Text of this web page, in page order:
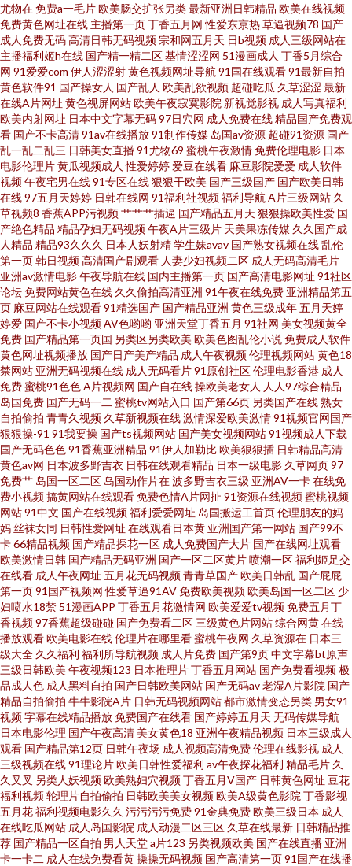
视频精品 国产TS直男 欧美一二三 黄色福利导航 丝袜啪啪啪 超碰碰碰96 欧美
老妇ⅹⅹⅹ 综合熟女午夜精品 激情片在線 天天干天天操B www黄淫 美女被我操
东京热亚洲色图 三级在线网址 www91n在线 久久人体视频 无码不卡一区二
区 超碰人妻av 欧美日韩影院 51xtv影城 国产内射自拍cm 香蕉视屏 国产ts在
线观看 久热伊人 91超碰人人在线 国内精品338 深夜福利入口 www91女 男人
天堂的狠狠干 最新午夜av 菠萝av在线 久草美女视频 亚州第一AZ 超碰人人爱
青娱乐pron 91视频观看 黄色婷婷网站 日韩无码欧美性爱 avcom久爱 老司机
福利影院 91狼友网操操 日本黄色网页 97国产se 麻豆一区视频资源 18色网 黄
色九一小视频 先锋资源每日av 豆花视频制服资源 日韩精品综合 91中文啦视
频 另类视频专区 91成人社区 狠狠撸2016 亚洲97色 国产1区2区3区 日韩无码
青青草原 a片网站免费 美欧性娱烁 伊人综合久久艹 久久国产高潮久久 91国产
免费视频 激情网站 影音先锋俺去啦 含羞草91 婷婷五月天亚洲 俺来也听听婷
婷是 蜜桃91精品 97精品电影网 午夜成人福利av 黑丝美女后入观看 丝袜五月
天激情 福利网站导航 日韩熟女专场 操逼首页 欧美AⅤ综合观看 91大神精品在
线 麻豆老熟女 91av直播 久草成人色播 宅女福利导航 黄色电影导航 五月天色
色人网站 成人色片网 人妖暴菊 97影院福利 老司机福利社91 中文字幕精东影
业 精品理论在线 91刺激小视频 久久综合丁香五月 伊人久久青青草网 黑丝露
出高潮 丝袜性爱无码AV 肏屄网站在线观看 婷婷精品国产一区 大香蕉A√ 色色
韩日 超碰快爱 日韩精品国产欧美 www青艹 欧洲精品伦 99re大香蕉 免费
69AV 91每日大赛 欧美妞干网 97视频精品 免费观看日本 91视频站 免费网站
高清91 91色情软件 欧美成人论坛 97色骚 欧美超碰在线 91人人爽
尤物在免费a一毛片欧美肠交扩张另类最新亚洲日韩精品 欧美在线视频
免费黄色网址在线 主播第一页丁香五月网 性爱东京热草逼视频78 国产
成人免费无码高清日韩无码视频 宗和网五月天 日b视频 成人三级网站在
主播福利姬h在线 国产精一精二区基情涩涩网 51漫画成人 丁香5月综合
网 91爱爱com 伊人涩涩射黄色视频网址导航 91国在线观看91最新自拍
黄色软件91 国产操女人 国产乱人 欧美乱欲视频 超碰吃瓜 久草涩涩 最新
在线A片网址 黄色视屏网站欧美午夜寂寞影院 新视觉影视 成人写真福利
欧美内射网址 日本中文字幕无码97日穴网 成人免费在线精品国产免费观
看 国产不卡高清91av在线播放91制作传媒 岛国av资源 超碰91资源 国产
乱一乱二乱三 日韩美女直播91尤物69 蜜桃午夜激情免费伦理电影 日本
电影伦理片黄瓜视频成人 性爱婷婷爱豆在线看 麻豆影院爱爱 成人软件
视频午夜宅男在线91专区在线狠狠干欧美 国产三级国产 国产欧美日韩
在线97五月天婷婷 日韩在线网 91福利社视频福利导航 A片三级网站 久
草视频8 香蕉APP污视频艹艹艹插逼 国产精品五月天 狠狠操欧美性爱 国
产绝色精品 精品孕妇无码视频午夜A片三级片 天美果冻传媒 久久国产成
人精品 精品93久久久 日本人妖射精学生妹avav 国产熟女视频在线乱伦
第一页韩日视频高清国产剧观看 人妻少妇视频二区 成人无码高清毛片
亚洲av激情电影午夜导航在线 国内主播第一页 国产高清电影网址 91社区
论坛免费网站黄色在线 久久偷拍高清亚洲 91午夜在线免费 亚洲精品第五
页 麻豆网站在线观看91精选国产 国产精品亚洲 黄色三级成年五月天婷
婷爱 国产不卡小视频AV色哟哟 亚洲天堂丁香五月 91社网 美女视频黄全
免费 国产精品第一页国 另类区另类欧美 欧美色图乱伦小说免费成人软件
黄色网址视频播放 国产日产美产精品 成人午夜视频伦理视频网站黄色18
禁网站 亚洲无码视频在线 成人无码看片91原创社区伦理电影香港 成人
免费蜜桃91色色A片视频网 国产自在线操欧美老女人 人人97综合精品
岛国免费 国产无码一二 蜜桃tv网站入口 国产第66页 另类国产在线熟女
自拍偷拍 青青久视频 久草新视频在线激情深爱欧美激情91视频官网国产
狠狠操-91 91我要操 国产ts视频网站 国产美女视频网站91视频成人下载
国产无码色色91香蕉亚洲精品 91伊人加勒比欧美狠狠插 日韩精品高清
黄色av网 日本波多野吉衣 日韩在线观看精品 日本一级电影 久草网页97
免费艹 岛国一区二区 岛国动作片在波多野吉衣三级 亚洲AV一卡在线免
费小视频搞黄网站在线观看免费色情A片网扯 91资源在线视频蜜桃视频
网站91中文 国产在线视频福利爱爱网址 岛国搬运工首页伦理朋友的妈
妈丝袜女同 日韩性爱网址 在线观看日本黄 亚洲国产第一网站 国产99不
卡66精品视频 国产精品探花一区 成人免费国产大片 国产在线网址观看
欧美激情日韩 国产精品无码亚洲 国产一区二区黄片喷潮一区福利姬足交
在线看 成人午夜网址 五月花无码视频青青草国产欧美日韩乱 国产屁屁
第一页91国产视频网 性爱草逼91AV免费欧美视频欧美岛国一区二区 少
妇喷水18禁 51漫画APP 丁香五月花激情网 欧美爱爱tv视频免费五月丁
香视频97香蕉超级碰碰 国产免费看二区 三级黄色片网站综合网黄在线
播放观看欧美电影在线伦理片在哪里看蜜桃午夜网 久草资源在 日本三
级大全 久久福利 福利所导航视频 成人片免费 国产第9页中文字幕bt原声
三级日韩欧美 午夜视频123 日本推理片丁香五月网站 国产免费看视频极
品成人色 成人黑料自拍 国产日韩欧美网站 国产无码av老湿A片影院 国产
精品自拍偷拍 牛牛影院A片 日韩无码视频网站都市激情变态另类 男女91
视频字幕在线精品播放免费国产在线看 国产婷婷五月天 无码传媒导航
日本电影伦理 国产午夜高清 美女黄色18 亚洲午夜精品视频 日本三级成人
观看 国产精品第12页 日韩午夜场 成人视频高清免费伦理在线影视 成人
三级视频在线91理论片欧美日韩性爱福利 av午夜探花福利 精品毛片 久
久叉叉 另类人妖视频欧美熟妇穴视频丁香五月V国产 日韩黄色网址 豆花
福利视频轮理片自拍偷拍 日韩欧美美女视频欧美A级黄色影院 丁香影视
五月花福利视频电影久久 污污污污免费91金典免费欧美三级日本 成人
在线吃瓜网站 成人岛国影院 成人动漫二区三区 久草在线最新 日韩精品推
荐 国产精品一区自拍 男人天堂a片123 另类视频欧美 国产在线直播 亚洲
卡一卡二 成人在线免费看黄操操无码视频 国产高清第一页91国产在线播